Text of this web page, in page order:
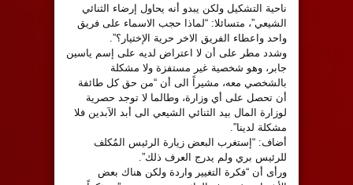
ناحية التشكيل ولكن يبدو أنه يحاول إرضاء الثنائي
الشيعي”، متسائلا: “لماذا حجب الاسماء على فريق
واحد واعطاء الفريق الاخر حرية الإختيار؟”.
‏وشدد مطر على أن لا اعتراض لديه على إسم ياسين
جابر، وهو شخصية غير مستفزة ولا مشكلة
بالشخصي معه، مشيراً الى أن “من حق كل طائفة
أن تحصل على أي وزارة، وطالما لا توجد حصرية
لوزارة المال بيد الثنائي الشيعي الى أبد الآبدين فلا
مشكلة لدينا”.
‏أضاف: “إستغرب البعض زيارة الرئيس المُكلف
للرئيس ⁧‫بري‬⁩ ولم يدرج العرف ذلك”.
‏ورأى أن “فكرة التغيير واردة ولكن هناك بعض